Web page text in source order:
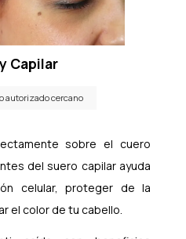
Capilar
autorizado cercano
sobre el cuero
del suero capilar ayuda
celular, proteger de la
el color de tu cabello.